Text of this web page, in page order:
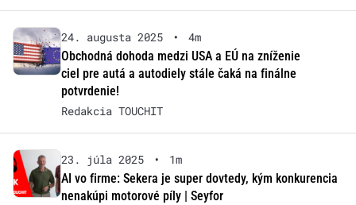
24. augusta 2025 •
4m
Obchodná dohoda medzi USA a EÚ na zníženie
ciel pre autá a autodiely stále čaká na finálne
potvrdenie!
Redakcia TOUCHIT
23. júla 2025 •
1m
AI vo firme: Sekera je super dovtedy, kým konkurencia
nenakúpi motorové píly | Seyfor